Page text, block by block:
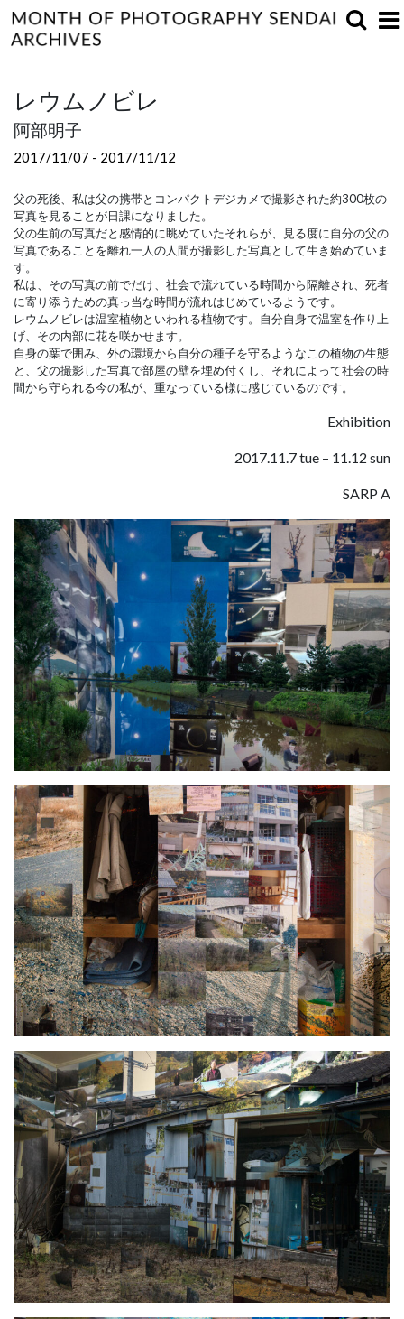
レウムノビレ
阿部明子
2017/11/07 - 2017/11/12
父の死後、私は父の携帯とコンパクトデジカメで撮影された約300枚の
写真を見ることが日課になりました。
父の生前の写真だと感情的に眺めていたそれらが、見る度に自分の父の
写真であることを離れ一人の人間が撮影した写真として生き始めていま
す。
私は、その写真の前でだけ、社会で流れている時間から隔離され、死者
に寄り添うための真っ当な時間が流れはじめているようです。
レウムノビレは温室植物といわれる植物です。自分自身で温室を作り上
げ、その内部に花を咲かせます。
自身の葉で囲み、外の環境から自分の種子を守るようなこの植物の生態
と、父の撮影した写真で部屋の壁を埋め付くし、それによって社会の時
間から守られる今の私が、重なっている様に感じているのです。
Exhibition
2017.11.7 tue – 11.12 sun
SARP A